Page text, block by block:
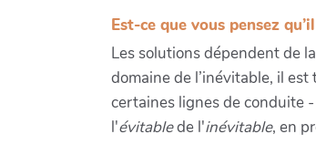
Est-ce que vous pensez
Les solutions dépendent de
domaine de l’inévitable, il
certaines lignes de conduite
l'évitablede l'inévitable, en